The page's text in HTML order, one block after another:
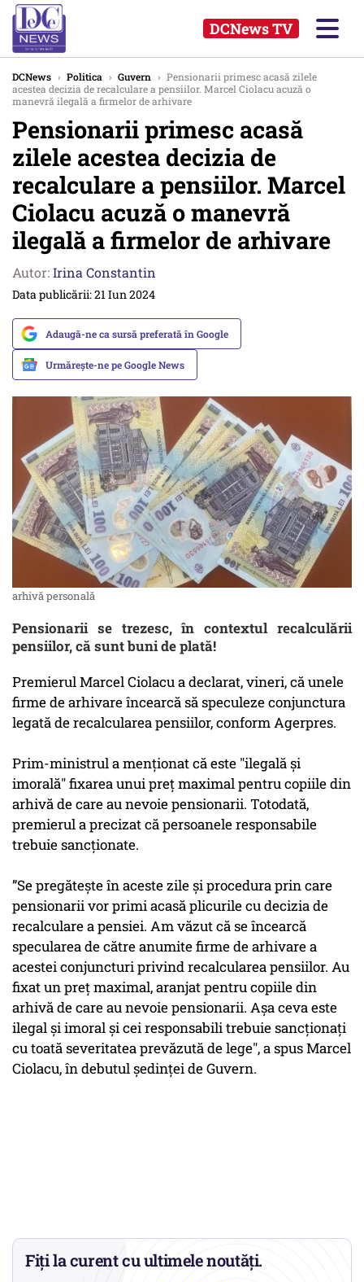
DCNews TV
DCNews › Politica › Guvern › Pensionarii primesc acasă zilele
acestea decizia de recalculare a pensiilor. Marcel Ciolacu acuză o
manevră ilegală a firmelor de arhivare
Pensionarii primesc acasă
zilele acestea decizia de
recalculare a pensiilor. Marcel
Ciolacu acuză o manevră
ilegală a firmelor de arhivare
Autor:Irina Constantin
Data publicării: 21 Iun 2024
Adaugă-ne ca sursă preferată în Google
Urmărește-ne pe Google News
arhivă personală
Pensionarii se trezesc, în contextul recalculării
pensiilor, că sunt buni de plată!
Premierul Marcel Ciolacu a declarat, vineri, că unele
firme de arhivare încearcă să speculeze conjunctura
legată de recalcularea pensiilor, conform Agerpres.
Prim-ministrul a menţionat că este "ilegală şi
imorală" fixarea unui preţ maximal pentru copiile din
arhivă de care au nevoie pensionarii. Totodată,
premierul a precizat că persoanele responsabile
trebuie sancţionate.
”Se pregăteşte în aceste zile şi procedura prin care
pensionarii vor primi acasă plicurile cu decizia de
recalculare a pensiei. Am văzut că se încearcă
specularea de către anumite firme de arhivare a
acestei conjuncturi privind recalcularea pensiilor. Au
fixat un preţ maximal, aranjat pentru copiile din
arhivă de care au nevoie pensionarii. Aşa ceva este
ilegal şi imoral şi cei responsabili trebuie sancţionaţi
cu toată severitatea prevăzută de lege", a spus Marcel
Ciolacu, în debutul şedinţei de Guvern.
Fiți la curent cu ultimele noutăți.